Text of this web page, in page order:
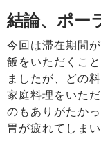
結論、ポー
今回は滞在期間
飯をいただくこ
ましたが、どの
家庭料理をいた
のもありがたか
胃が疲れてしまい